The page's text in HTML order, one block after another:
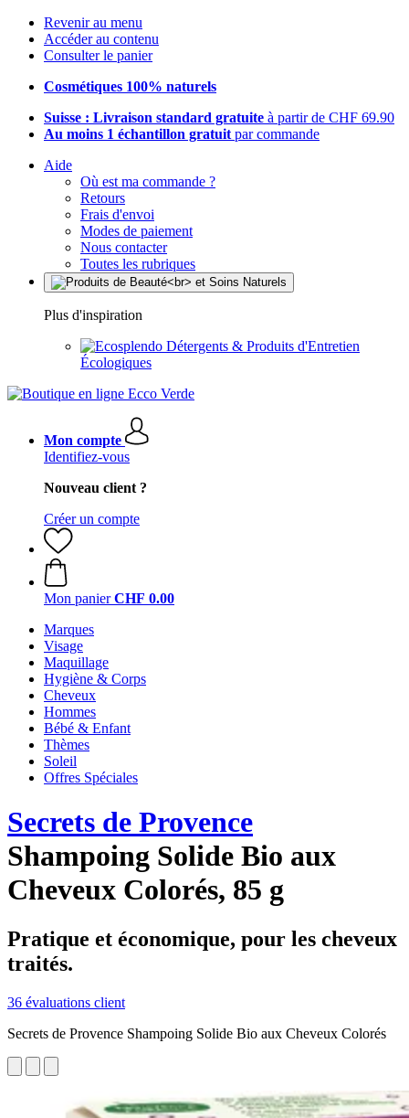
Revenir au menu
Accéder au contenu
Consulter le panier
Cosmétiques 100% naturels
Suisse : Livraison standard gratuite à partir de CHF 69.90
Au moins 1 échantillon gratuit par commande
Aide
Où est ma commande ?
Retours
Frais d'envoi
Modes de paiement
Nous contacter
Toutes les rubriques
Plus d'inspiration
Détergents & Produits d'Entretien
Écologiques
Mon compte
Identifiez-vous
Nouveau client ?
Créer un compte
Mon panier CHF 0.00
Marques
Visage
Maquillage
Hygiène & Corps
Cheveux
Hommes
Bébé & Enfant
Thèmes
Soleil
Offres Spéciales
Secrets de Provence
Shampoing Solide Bio aux
Cheveux Colorés, 85 g
Pratique et économique, pour les cheveux
traités.
36 évaluations client
Secrets de Provence Shampoing Solide Bio aux Cheveux Colorés